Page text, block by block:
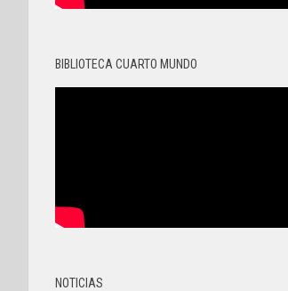
BIBLIOTECA CUARTO MUNDO
NOTICIAS